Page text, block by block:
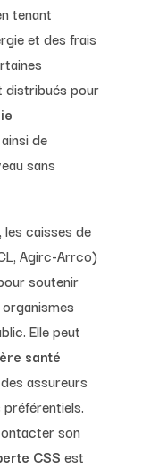
tenant
et des frais
distribués pour
de
sans
les caisses de
Agirc-Arrco)
soutenir
Elle peut
santé
assureurs
son
CSS est